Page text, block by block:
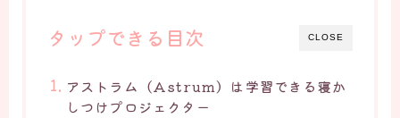
CLOSE
タップできる目次
アストラム（Astrum）は学習できる寝か
しつけプロジェクター